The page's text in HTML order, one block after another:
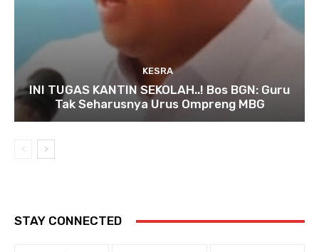
KESRA
INI TUGAS KANTIN SEKOLAH..! Bos BGN: Guru
Tak Seharusnya Urus Ompreng MBG
STAY CONNECTED